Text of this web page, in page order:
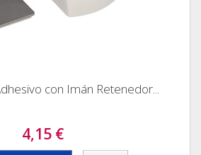
con Imán Retenedor...
4,15 €